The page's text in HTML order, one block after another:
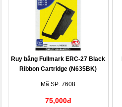
Ruy băng Fullmark ERC-27 Black
Ribbon Cartridge (N635BK)
Mã SP: 7608
75,000đ